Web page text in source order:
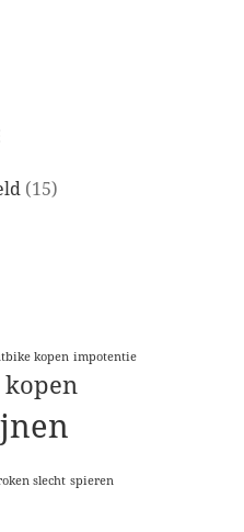
(15)
kopen impotentie
slecht spieren